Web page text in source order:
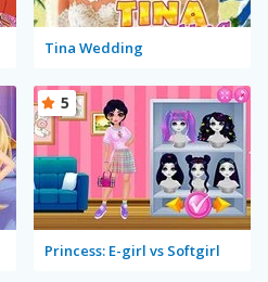
Tina Wedding
Princess: E-girl vs Softgirl
5